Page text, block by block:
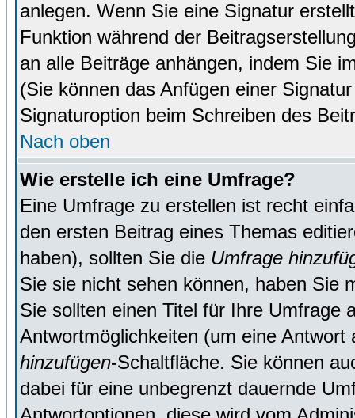
anlegen. Wenn Sie eine Signatur
Funktion während der
an alle Beiträge anhängen, indem Sie
(Sie können das Anfügen einer
Signaturoption beim Schreiben des
Nach oben
Wie erstelle ich eine Umfrage?
Eine Umfrage zu erstellen ist recht
den ersten Beitrag eines Themas
haben), sollten Sie die Umfrage
Sie sie nicht sehen können, haben Sie
Sie sollten einen Titel für Ihre Umfrage
Antwortmöglichkeiten (um eine
hinzufügen-Schaltfläche. Sie können
dabei für eine unbegrenzt dauernde